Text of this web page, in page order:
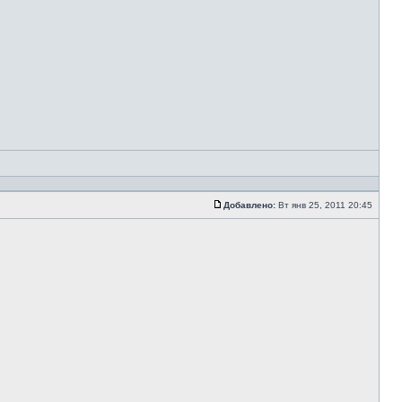
Добавлено: Вт янв 25, 2011 20:45